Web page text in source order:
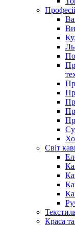
Світ
Краса